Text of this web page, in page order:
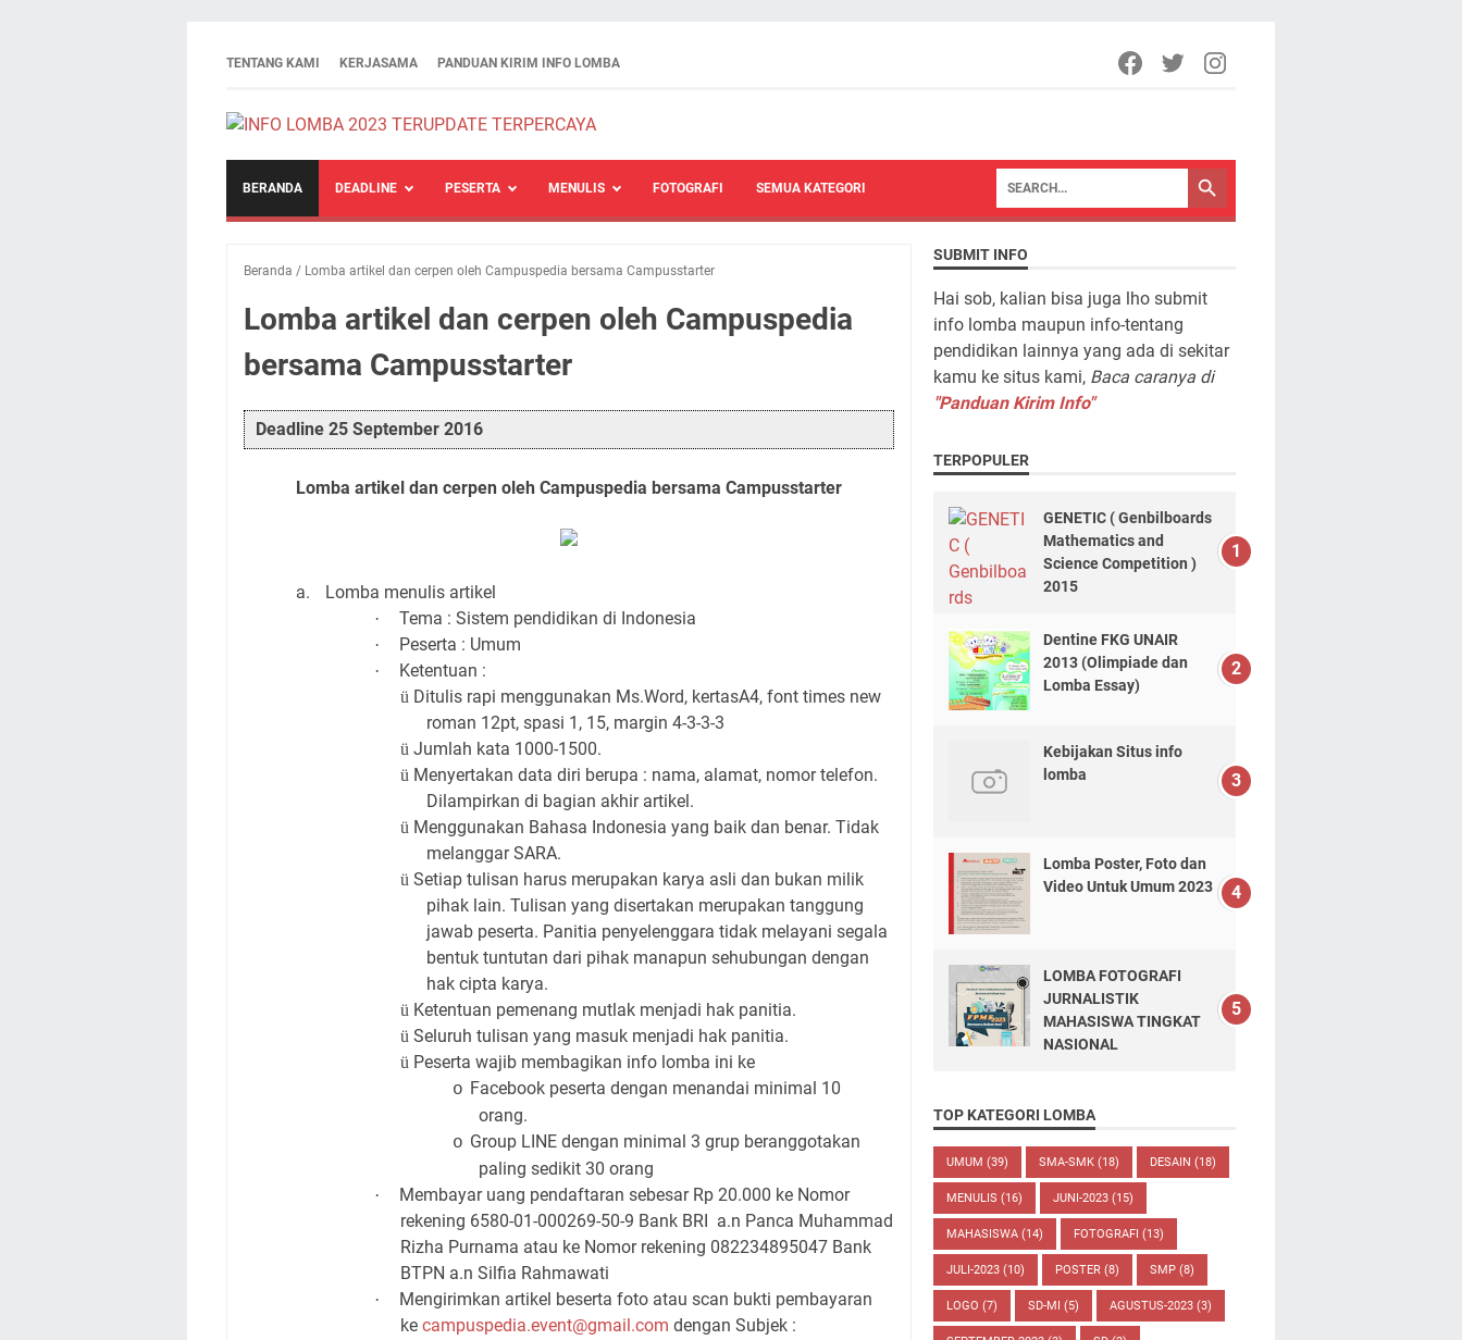
TENTANG KAMI KERJASAMA PANDUAN KIRIM INFO LOMBA
BERANDA DEADLINE PESERTA MENULIS FOTOGRAFI SEMUA KATEGORI
Beranda / Lomba artikel dan cerpen oleh Campuspedia bersama Campusstarter
Lomba artikel dan cerpen oleh Campuspedia
bersama Campusstarter
Deadline 25 September 2016
Lomba artikel dan cerpen oleh Campuspedia bersama Campusstarter
a. Lomba menulis artikel
· Tema : Sistem pendidikan di Indonesia
· Peserta : Umum
· Ketentuan :
ü Ditulis rapi menggunakan Ms.Word, kertasA4, font times new
roman 12pt, spasi 1, 15, margin 4-3-3-3
ü Jumlah kata 1000-1500.
ü Menyertakan data diri berupa : nama, alamat, nomor telefon.
Dilampirkan di bagian akhir artikel.
ü Menggunakan Bahasa Indonesia yang baik dan benar. Tidak
melanggar SARA.
ü Setiap tulisan harus merupakan karya asli dan bukan milik
pihak lain. Tulisan yang disertakan merupakan tanggung
jawab peserta. Panitia penyelenggara tidak melayani segala
bentuk tuntutan dari pihak manapun sehubungan dengan
hak cipta karya.
ü Ketentuan pemenang mutlak menjadi hak panitia.
ü Seluruh tulisan yang masuk menjadi hak panitia.
ü Peserta wajib membagikan info lomba ini ke
o Facebook peserta dengan menandai minimal 10
orang.
o Group LINE dengan minimal 3 grup beranggotakan
paling sedikit 30 orang
·
Membayar uang pendaftaran sebesar Rp 20.000 ke Nomor
rekening 6580-01-000269-50-9 Bank BRI a.n Panca Muhammad
Rizha Purnama atau ke Nomor rekening 082234895047 Bank
BTPN a.n Silfia Rahmawati
·
Mengirimkan artikel beserta foto atau scan bukti pembayaran
ke campuspedia.event@gmail.com dengan Subjek :
SUBMIT INFO
Hai sob, kalian bisa juga lho submit
info lomba maupun info-tentang
pendidikan lainnya yang ada di sekitar
kamu ke situs kami, Baca caranya di
"Panduan Kirim Info"
TERPOPULER
GENETIC ( Genbilboards
Mathematics and
Science Competition )
2015
Dentine FKG UNAIR
2013 (Olimpiade dan
Lomba Essay)
Kebijakan Situs info
lomba
Lomba Poster, Foto dan
Video Untuk Umum 2023
LOMBA FOTOGRAFI
JURNALISTIK
MAHASISWA TINGKAT
NASIONAL
TOP KATEGORI LOMBA
UMUM (39) SMA-SMK (18) DESAIN (18)
MENULIS (16) JUNI-2023 (15)
MAHASISWA (14) FOTOGRAFI (13)
JULI-2023 (10) POSTER (8) SMP (8)
LOGO (7) SD-MI (5) AGUSTUS-2023 (3)